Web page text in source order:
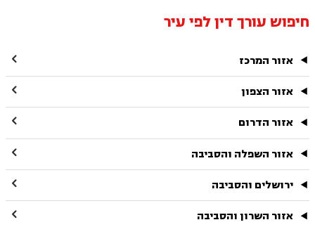
חיפוש עורך דין לפי עיר
אזור המרכז 
אזור הצפון 
אזור הדרום 
אזור השפלה והסביבה 
ירושלים והסביבה 
אזור השרון והסביבה 